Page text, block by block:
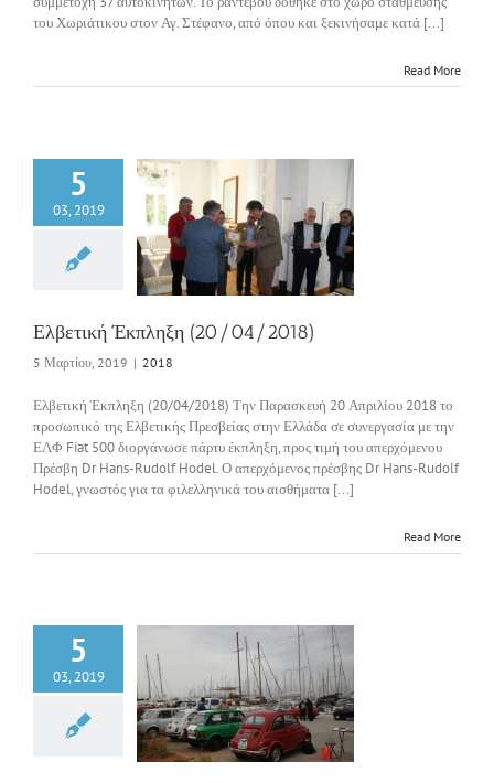
του Χωριάτικου στον Αγ. Στέφανο, από όπου και ξεκινήσαμε κατά [...]
Read More
5
03, 2019
Έκπληξη
Ελβετική Έκπληξη (20/04/2018)
5 Μαρτίου, 2019 | 2018
Ελβετική Έκπληξη (20/04/2018) Την Παρασκευή 20 Απριλίου 2018 το
προσωπικό της Ελβετικής Πρεσβείας στην Ελλάδα σε συνεργασία με την
ΕΛΦ Fiat 500 διοργάνωσε πάρτυ έκπληξη, προς τιμή του απερχόμενου
Πρέσβη Dr Hans-Rudolf Hodel. Ο απερχόμενος πρέσβης Dr Hans-Rudolf
Hodel, γνωστός για τα φιλελληνικά του αισθήματα [...]
Read More
5
03, 2019
Classic Run